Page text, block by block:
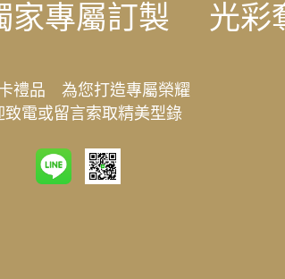
專屬訂製 光彩
禮品 為您打造專屬榮耀
致電或留言索取精美型錄